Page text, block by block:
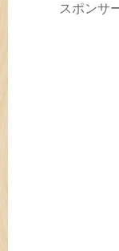
スポンサ